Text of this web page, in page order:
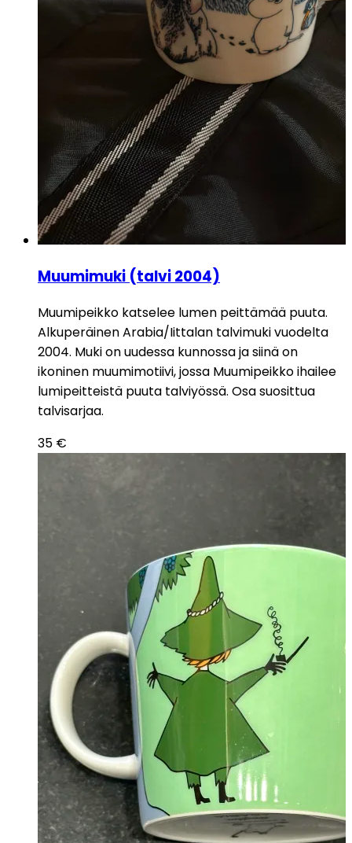
Muumimuki (talvi 2004)
Muumipeikko katselee lumen peittämää puuta.
Alkuperäinen Arabia/Iittalan talvimuki vuodelta
2004. Muki on uudessa kunnossa ja siinä on
ikoninen muumimotiivi, jossa Muumipeikko ihailee
lumipeitteistä puuta talviyössä. Osa suosittua
talvisarjaa.
35 €